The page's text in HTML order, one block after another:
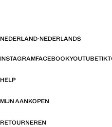
NEDERLAND·NEDERLANDS
INSTAGRAMFACEBOOKYOUTUBE
HELP
MIJN AANKOPEN
RETOURNEREN